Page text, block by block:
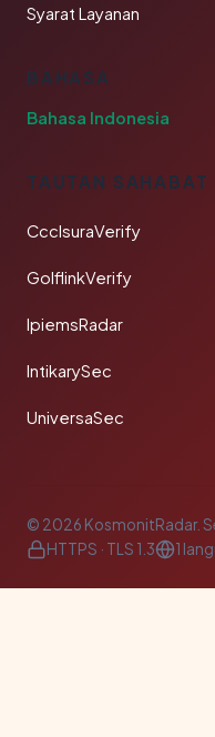
Syarat Layanan
BAHASA
Bahasa Indonesia
TAUTAN SAHABAT
CcclsuraVerify
GolflinkVerify
IpiemsRadar
IntikarySec
UniversaSec
© 2026 KosmonitRadar.
HTTPS · TLS 1.3
1